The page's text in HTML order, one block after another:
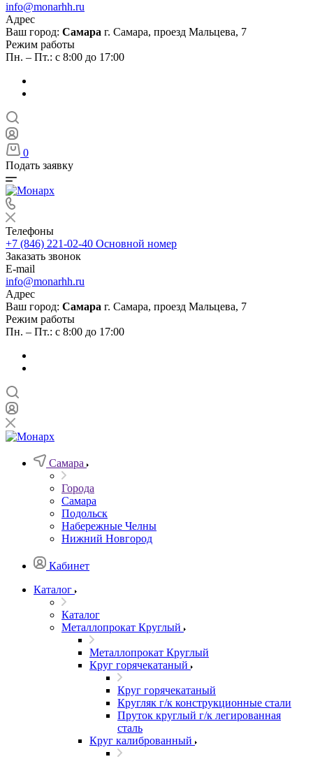
info@monarhh.ru
Адрес
Ваш город: Самара г. Самара, проезд Мальцева, 7
Режим работы
Пн. – Пт.: с 8:00 до 17:00
0
Подать заявку
Телефоны
+7 (846) 221-02-40 Основной номер
Заказать звонок
E-mail
info@monarhh.ru
Адрес
Ваш город: Самара г. Самара, проезд Мальцева, 7
Режим работы
Пн. – Пт.: с 8:00 до 17:00
Самара
Города
Самара
Подольск
Набережные Челны
Нижний Новгород
Кабинет
Каталог
Каталог
Металлопрокат Круглый
Металлопрокат Круглый
Круг горячекатаный
Круг горячекатаный
Кругляк г/к конструкционные стали
Пруток круглый г/к легированная
сталь
Круг калиброванный